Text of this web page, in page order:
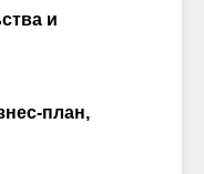
и
план,